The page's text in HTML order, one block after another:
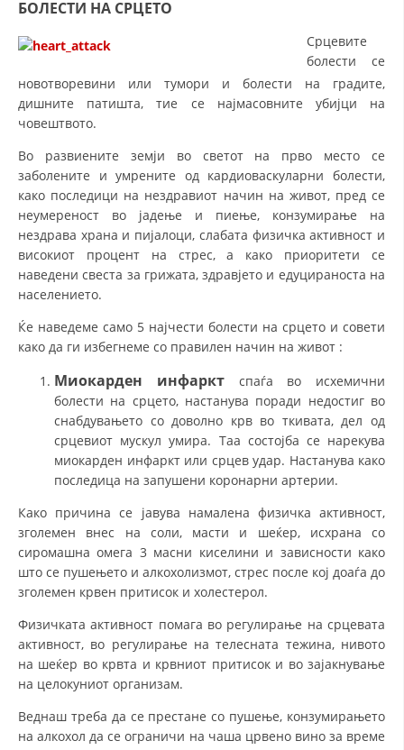
БОЛЕСТИ НА СРЦЕТО
Срцевите
болести се
новотворевини или тумори и болести на градите,
дишните патишта, тие се најмасовните убијци на
човештвото.
Во развиените земји во светот на прво место се
заболените и умрените од кардиоваскуларни болести,
како последици на нездравиот начин на живот, пред се
неумереност во јадење и пиење, конзумирање на
нездрава храна и пијалоци, слабата физичка активност и
високиот процент на стрес, а како приоритети се
наведени свеста за грижата, здравјето и едуцираноста на
населението.
Ќе наведеме само 5 најчести болести на срцето и совети
како да ги избегнеме со правилен начин на живот :
Миокарден инфаркт
спаѓа во исхемични
болести на срцето, настанува поради недостиг во
снабдувањето со доволно крв во ткивата, дел од
срцевиот мускул умира. Таа состојба се нарекува
миокарден инфаркт или срцев удар. Настанува како
последица на запушени коронарни артерии.
Како причина се јавува намалена физичка активност,
зголемен внес на соли, масти и шеќер, исхрана со
сиромашна омега 3 масни киселини и зависности како
што се пушењето и алкохолизмот, стрес после кој доаѓа до
зголемен крвен притисок и холестерол.
Физичката активност помага во регулирање на срцевата
активност, во регулирање на телесната тежина, нивото
на шеќер во крвта и крвниот притисок и во зајакнување
на целокуниот организам.
Веднаш треба да се престане со пушење, конзумирањето
на алкохол да се ограничи на чаша црвено вино за време